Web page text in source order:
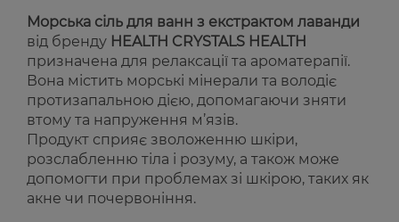
Морська сіль для ванн з екстрактом лаванди
від бренду HEALTH CRYSTALS HEALTH
призначена для релаксації та ароматерапії.
Вона містить морські мінерали та володіє
протизапальною дією, допомагаючи зняти
втому та напруження м’язів.
Продукт сприяє зволоженню шкіри,
розслабленню тіла і розуму, а також може
допомогти при проблемах зі шкірою, таких як
акне чи почервоніння.